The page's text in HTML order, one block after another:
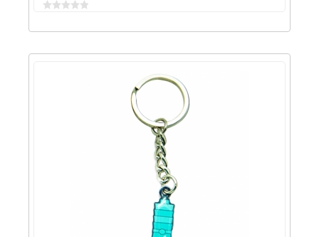
オリジナル印刷キーリング